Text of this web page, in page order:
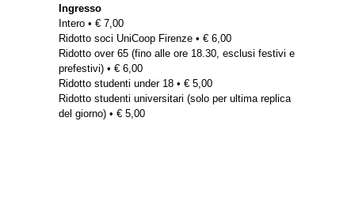
Ingresso
Intero • € 7,00
Ridotto soci UniCoop Firenze • € 6,00
Ridotto over 65 (fino alle ore 18.30, esclusi festivi e
prefestivi) • € 6,00
Ridotto studenti under 18 • € 5,00
Ridotto studenti universitari (solo per ultima replica
del giorno) • € 5,00